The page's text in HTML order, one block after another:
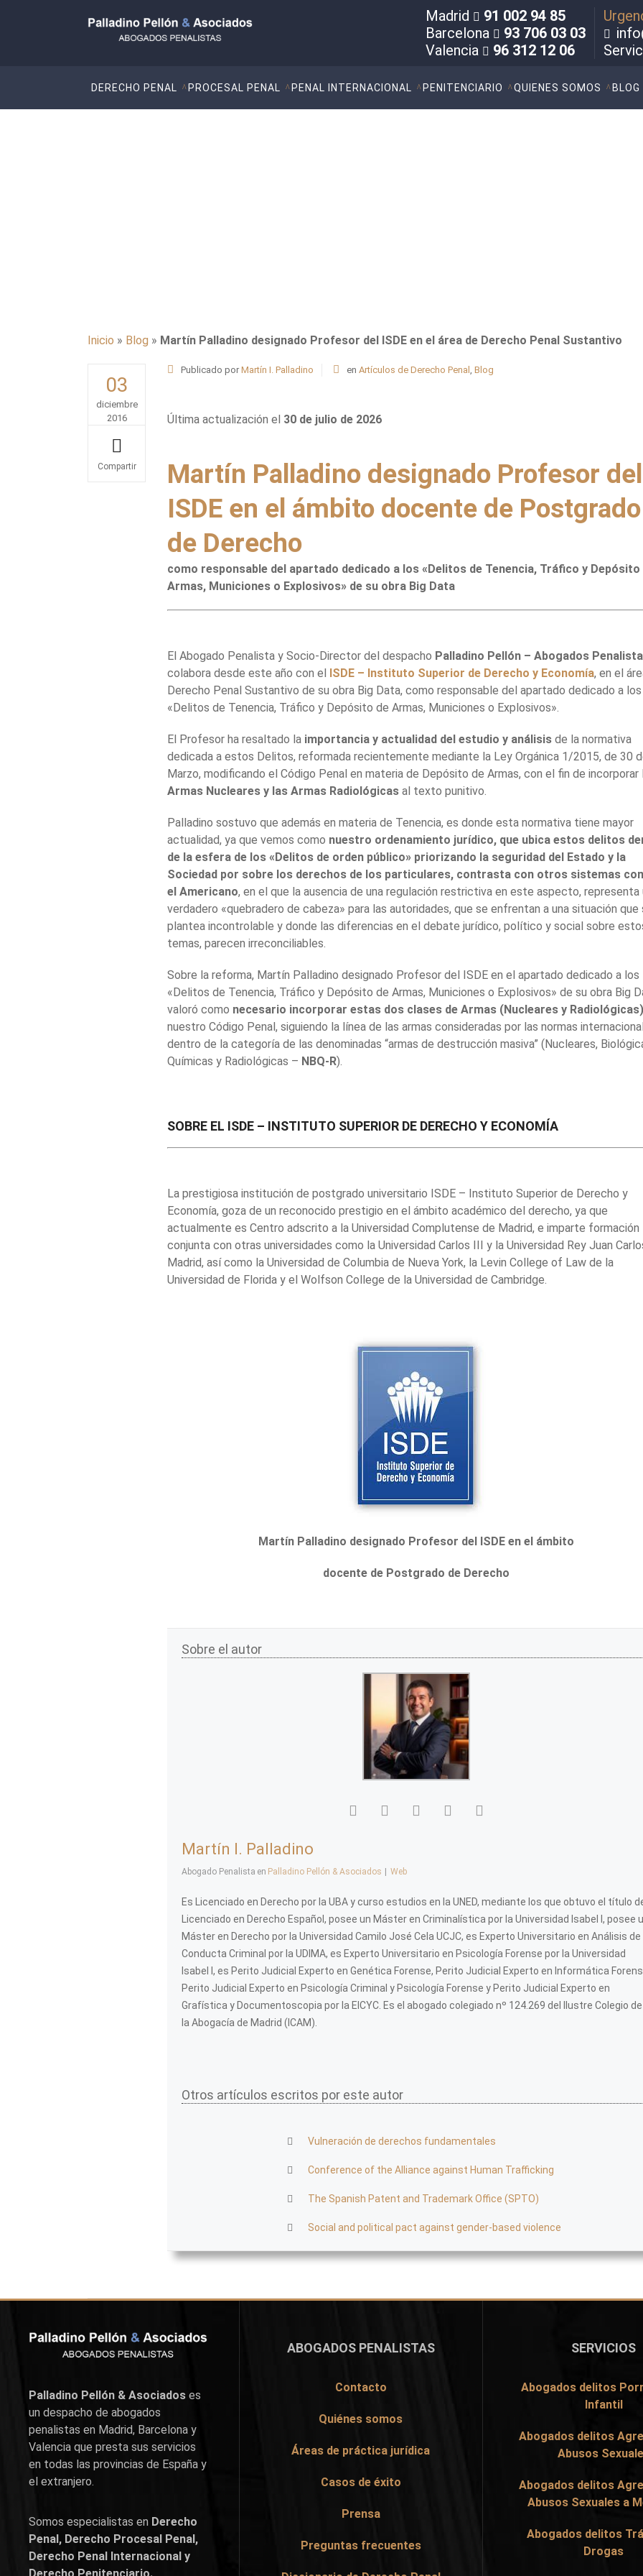
Madrid
91 002 94 85
Barcelona
93 706 03 03
Valencia
96 312 12 06
DERECHO PENAL PROCESAL PENAL PENAL INTERNACIONAL PENITENCIARIO QUIENES SOMOS BLOG
Inicio » Blog » Martín Palladino designado Profesor del ISDE en el área de Derecho Penal Sustantivo
03
diciembre
2016
Publicado por Martín I. Palladino en Artículos de Derecho Penal , Blog
Última actualización el 30 de julio de 2026
Martín Palladino designado Profesor del
ISDE en el ámbito docente de Postgrado
de Derecho
como responsable del apartado dedicado a los «Delitos de Tenencia, Tráfico y Depósito
Armas, Municiones o Explosivos» de su obra Big Data
El Abogado Penalista y Socio-Director del despacho Palladino Pellón – Abogados
colabora desde este año con el ISDE – Instituto Superior de Derecho y Economía, en el
Derecho Penal Sustantivo de su obra Big Data, como responsable del apartado dedicado a los
«Delitos de Tenencia, Tráfico y Depósito de Armas, Municiones o Explosivos».
El Profesor ha resaltado la importancia y actualidad del estudio y análisis de la normativa
dedicada a estos Delitos, reformada recientemente mediante la Ley Orgánica 1/2015, de 30
Marzo, modificando el Código Penal en materia de Depósito de Armas, con el fin de incorporar
Armas Nucleares y las Armas Radiológicas al texto punitivo.
Palladino sostuvo que además en materia de Tenencia, es donde esta normativa tiene mayor
actualidad, ya que vemos como nuestro ordenamiento jurídico, que ubica estos delitos
de la esfera de los «Delitos de orden público» priorizando la seguridad del Estado y la
Sociedad por sobre los derechos de los particulares, contrasta con otros sistemas
el Americano, en el que la ausencia de una regulación restrictiva en este aspecto, representa
verdadero «quebradero de cabeza» para las autoridades, que se enfrentan a una situación que
plantea incontrolable y donde las diferencias en el debate jurídico, político y social sobre
temas, parecen irreconciliables.
Sobre la reforma, Martín Palladino designado Profesor del ISDE en el apartado dedicado a los
«Delitos de Tenencia, Tráfico y Depósito de Armas, Municiones o Explosivos» de su obra Big
valoró como necesario incorporar estas dos clases de Armas (Nucleares y
nuestro Código Penal, siguiendo la línea de las armas consideradas por las normas
dentro de la categoría de las denominadas “armas de destrucción masiva” (Nucleares,
Químicas y Radiológicas – NBQ-R).
SOBRE EL ISDE – INSTITUTO SUPERIOR DE DERECHO Y ECONOMÍA
La prestigiosa institución de postgrado universitario ISDE – Instituto Superior de Derecho y
Economía, goza de un reconocido prestigio en el ámbito académico del derecho, ya que
actualmente es Centro adscrito a la Universidad Complutense de Madrid, e imparte formación
conjunta con otras universidades como la Universidad Carlos III y la Universidad Rey Juan
Madrid, así como la Universidad de Columbia de Nueva York, la Levin College of Law de la
Universidad de Florida y el Wolfson College de la Universidad de Cambridge.
Martín Palladino designado Profesor del ISDE en el ámbito
docente de Postgrado de Derecho
Sobre el autor
Martín I. Palladino
Abogado Penalista en Palladino Pellón & Asociados | Web
Es Licenciado en Derecho por la UBA y curso estudios en la UNED, mediante los que obtuvo el título
Licenciado en Derecho Español, posee un Máster en Criminalística por la Universidad Isabel I, posee
Máster en Derecho por la Universidad Camilo José Cela UCJC, es Experto Universitario en Análisis de
Conducta Criminal por la UDIMA, es Experto Universitario en Psicología Forense por la Universidad
Isabel I, es Perito Judicial Experto en Genética Forense, Perito Judicial Experto en Informática
Perito Judicial Experto en Psicología Criminal y Psicología Forense y Perito Judicial Experto en
Grafística y Documentoscopia por la EICYC. Es el abogado colegiado nº 124.269 del Ilustre Colegio de
la Abogacía de Madrid (ICAM).
Otros artículos escritos por este autor
Vulneración de derechos fundamentales
Conference of the Alliance against Human Trafficking
The Spanish Patent and Trademark Office (SPTO)
Social and political pact against gender-based violence
Palladino Pellón & Asociados es
un despacho de abogados
penalistas en Madrid, Barcelona y
Valencia que presta sus servicios
en todas las provincias de España y
el extranjero.
Somos especialistas en Derecho
Penal, Derecho Procesal Penal,
Derecho Penal Internacional y
Derecho Penitenciario.
ABOGADOS PENALISTAS
Contacto
Quiénes somos
Áreas de práctica jurídica
Casos de éxito
Prensa
Preguntas frecuentes
SERVICIOS
Abogados delitos
Infantil
Abogados delitos
Abusos
Abogados delitos
Abusos Sexuales a
Abogados delitos
Drogas